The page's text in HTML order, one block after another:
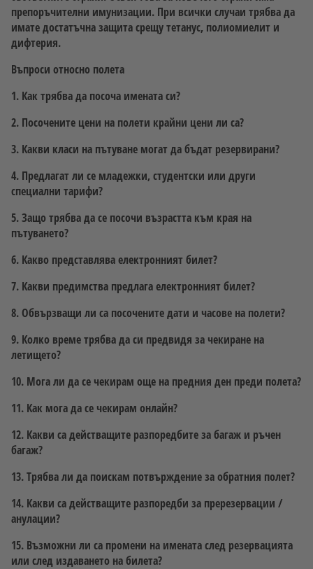
препоръчителни имунизации. При всички случаи трябва да
имате достатъчна защита срещу тетанус, полиомиелит и
дифтерия.
Въпроси относно полета
1. Как трябва да посоча имената си?
2. Посочените цени на полети крайни цени ли са?
3. Какви класи на пътуване могат да бъдат резервирани?
4. Предлагат ли се младежки, студентски или други
специални тарифи?
5. Защо трябва да се посочи възрастта към края на
пътуването?
6. Какво представлява електронният билет?
7. Какви предимства предлага електронният билет?
8. Обвързващи ли са посочените дати и часове на полети?
9. Колко време трябва да си предвидя за чекиране на
летището?
10. Мога ли да се чекирам още на предния ден преди полета?
11. Как мога да се чекирам онлайн?
12. Какви са действащите разпоредбите за багаж и ръчен
багаж?
13. Трябва ли да поискам потвърждение за обратния полет?
14. Какви са действащите разпоредби за пререзервации /
анулации?
15. Възможни ли са промени на имената след резервацията
или след издаването на билета?